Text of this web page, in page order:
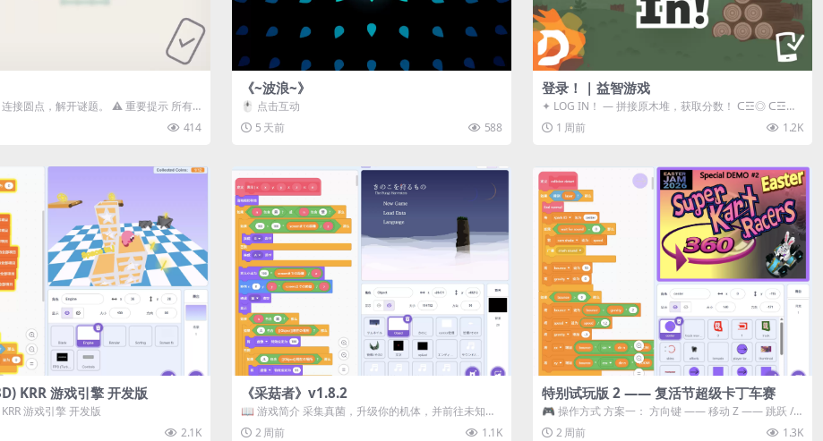
接圆点，解开谜题。 ⚠️ 重要提示 所有
请确保使用...
414
《~波浪~》
🖱️ 点击互动
5 天前
588
登录！ | 益智游戏
✦ LOG IN！ — 拼接原木堆，获取分数！ ᑕ☲◎ ᑕ☲◎
ᑕ☲◎ ᑕ☲◎ ...
1 周前 1.2K
KRR 游戏引擎 开发版
游戏引擎 开发版
2.1K
《采菇者》v1.8.2
📖 游戏简介 采集真菌，升级你的机体，并前往未知领
域探索。 这是一款静谧的探索冒...
2 周前 1.1K
特别试玩版 2 —— 复活节超级卡丁车赛
🎮 操作方式 方案一： 方向键 —— 移动 Z —— 跳跃 /
漂移 方案二： ...
2 周前 1.3K